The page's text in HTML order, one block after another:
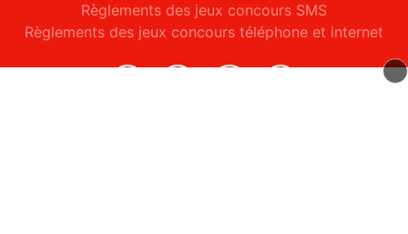
Règlements des jeux concours SMS
Règlements des jeux concours téléphone et internet